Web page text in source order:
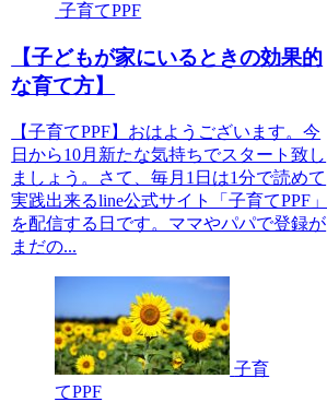
子育てPPF
【子どもが家にいるときの効果的
な育て方】
【子育てPPF】おはようございます。今
日から10月新たな気持ちでスタート致し
ましょう。さて、毎月1日は1分で読めて
実践出来るline公式サイト「子育てPPF」
を配信する日です。ママやパパで登録が
まだの...
子育
てPPF